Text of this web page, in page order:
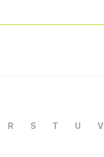
R S T U V